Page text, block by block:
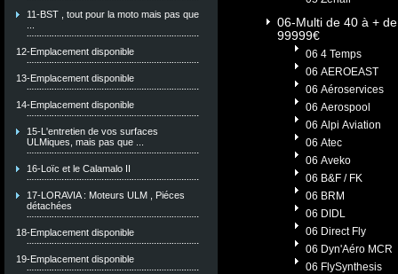
11-BST , tout pour la moto mais pas que
12-Emplacement disponible
13-Emplacement disponible
14-Emplacement disponible
15-L'entretien de vos surfaces
ULMiques, mais pas que ...
16-Loïc et le Calamalo II
17-LORAVIA : Moteurs ULM , Piéces
détachées
18-Emplacement disponible
19-Emplacement disponible
06-Multi de 40 à + de
99999€
06 4 Temps
06 AEROEAST
06 Aéroservices
06 Aerospool
06 Alpi Aviation
06 Atec
06 Aveko
06 B&F / FK
06 BRM
06 DIDL
06 Direct Fly
06 Dyn'Aéro MCR
06 FlySynthesis